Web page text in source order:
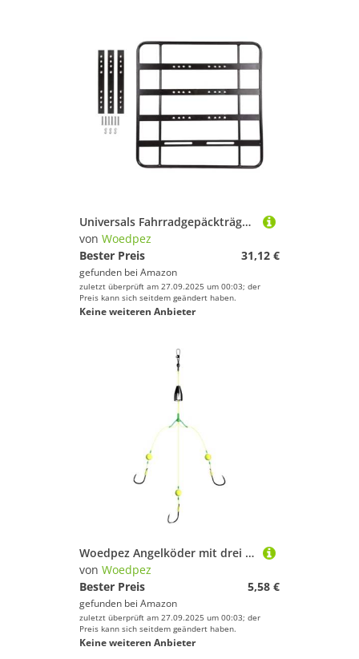
Universals Fahrradgepäckträger, abnehmbarer Metallrahmen, Fahrradgepäckträger, verbreiterte Verlängerung, Rückenablage, Fahrradzubehör, verbreiterte Verlängerung, Rückenablage
von Woedpez
Bester Preis
31,12 €
gefunden bei Amazon
zuletzt überprüft am 27.09.2025 um 00:03; der
Preis kann sich seitdem geändert haben.
Keine weiteren Anbieter
Woedpez Angelköder mit drei Haken, für Karpfenzubehör, Haken
von Woedpez
Bester Preis
5,58 €
gefunden bei Amazon
zuletzt überprüft am 27.09.2025 um 00:03; der
Preis kann sich seitdem geändert haben.
Keine weiteren Anbieter